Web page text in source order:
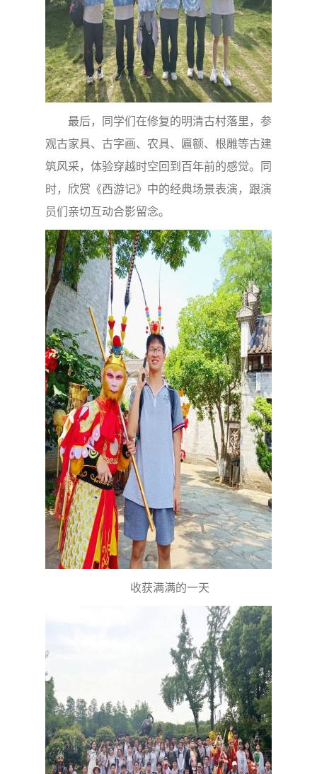
最后，同学们在修复的明清古村落里，参
观古家具、古字画、农具、匾额、根雕等古建
筑风采，体验穿越时空回到百年前的感觉。同
时，欣赏《西游记》中的经典场景表演，跟演
员们亲切互动合影留念。
收获满满的一天